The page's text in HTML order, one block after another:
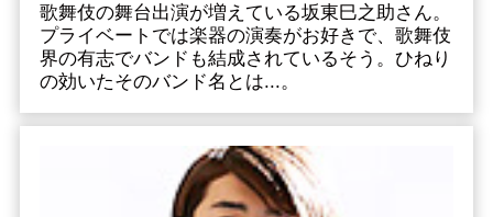
歌舞伎の舞台出演が増えている坂東巳之助さん。
プライベートでは楽器の演奏がお好きで、歌舞伎
界の有志でバンドも結成されているそう。ひねり
の効いたそのバンド名とは...。